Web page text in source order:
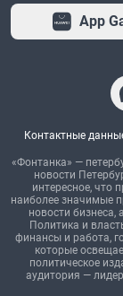
App
Контактные
«Фонтанка» —
новости
интересное, что
наиболее значимые
новости бизнеса,
Политика и
финансы и работа,
которые
политическое
аудитория —